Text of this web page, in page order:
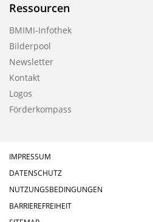
Ressourcen
BMIMI-Infothek
Bilderpool
Newsletter
Kontakt
Logos
Förderkompass
IMPRESSUM
DATENSCHUTZ
NUTZUNGSBEDINGUNGEN
BARRIEREFREIHEIT